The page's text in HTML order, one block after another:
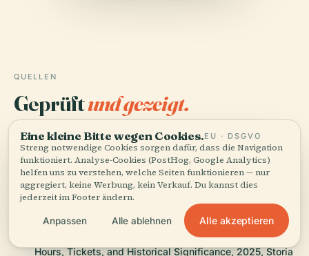
QUELLEN
Geprüftund gezeigt.
Recherchiert und verfasst vom Audiala-Redaktionsteam
aus historischen Aufzeichnungen, architektonischen
Archiven und lokalem Wissen.
Zuletzt überprüft: August 2025
Monumento Ai Caduti Ozzano dell’Emilia: Visiting
Hours, Tickets, and Historical Significance, 2025, Storia
Eine kleine Bitte wegen Cookies.EU · DSGVO
Streng notwendige Cookies sorgen dafür, dass die Navigation
funktioniert. Analyse-Cookies (PostHog, Google Analytics)
helfen uns zu verstehen, welche Seiten funktionieren — nur
aggregiert, keine Werbung, kein Verkauf. Du kannst dies
jederzeit im Footer ändern.
Anpassen Alle ablehnen Alle akzeptieren